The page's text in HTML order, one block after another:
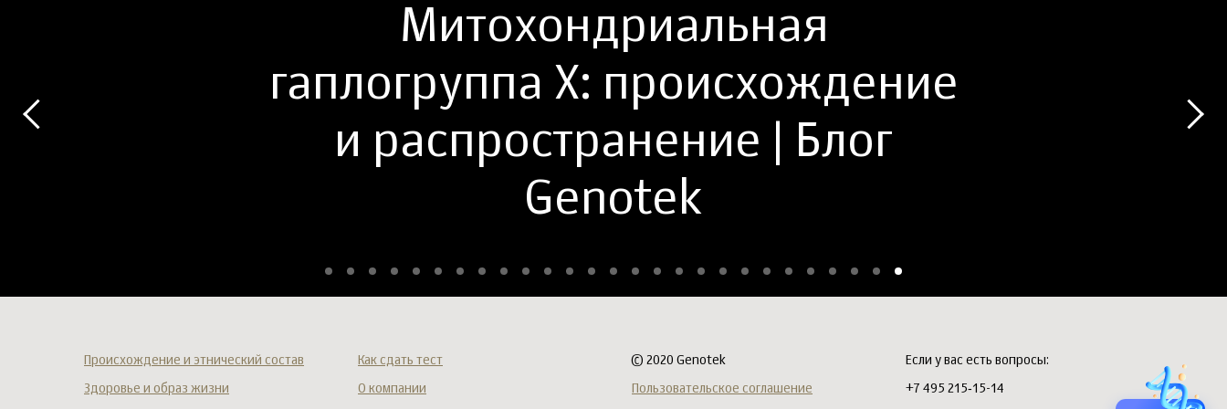
Митохондриальная
гаплогруппа X: происхождение
и распространение | Блог
Genotek
Происхождение и этнический состав
Здоровье и образ жизни
Как сдать тест
О компании
© 2020 Genotek
Пользовательское соглашение
Если у вас есть вопросы:
+7 495 215‑15-14